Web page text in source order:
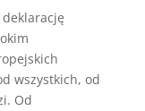
wszystkich, od
Od